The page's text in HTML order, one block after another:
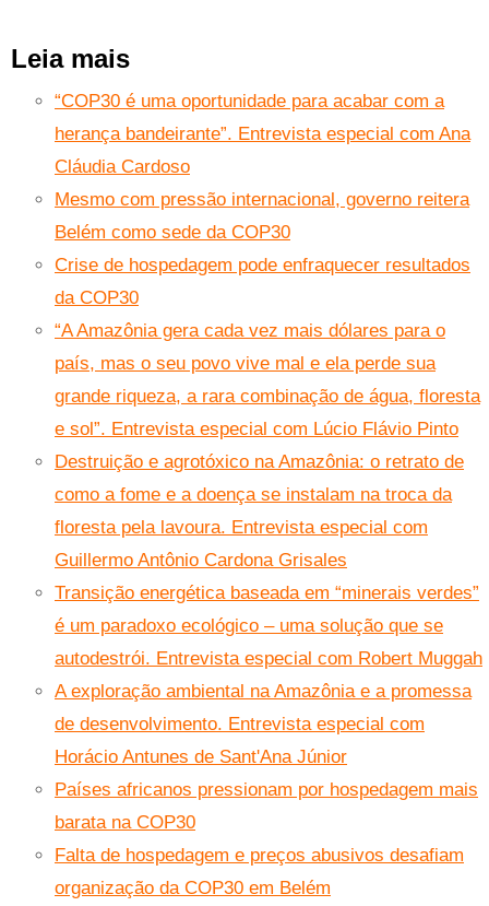
Leia mais
“COP30 é uma oportunidade para acabar com a
herança bandeirante”. Entrevista especial com Ana
Cláudia Cardoso
Mesmo com pressão internacional, governo reitera
Belém como sede da COP30
Crise de hospedagem pode enfraquecer resultados
da COP30
“A Amazônia gera cada vez mais dólares para o
país, mas o seu povo vive mal e ela perde sua
grande riqueza, a rara combinação de água, floresta
e sol”. Entrevista especial com Lúcio Flávio Pinto
Destruição e agrotóxico na Amazônia: o retrato de
como a fome e a doença se instalam na troca da
floresta pela lavoura. Entrevista especial com
Guillermo Antônio Cardona Grisales
Transição energética baseada em “minerais verdes”
é um paradoxo ecológico – uma solução que se
autodestrói. Entrevista especial com Robert Muggah
A exploração ambiental na Amazônia e a promessa
de desenvolvimento. Entrevista especial com
Horácio Antunes de Sant'Ana Júnior
Países africanos pressionam por hospedagem mais
barata na COP30
Falta de hospedagem e preços abusivos desafiam
organização da COP30 em Belém